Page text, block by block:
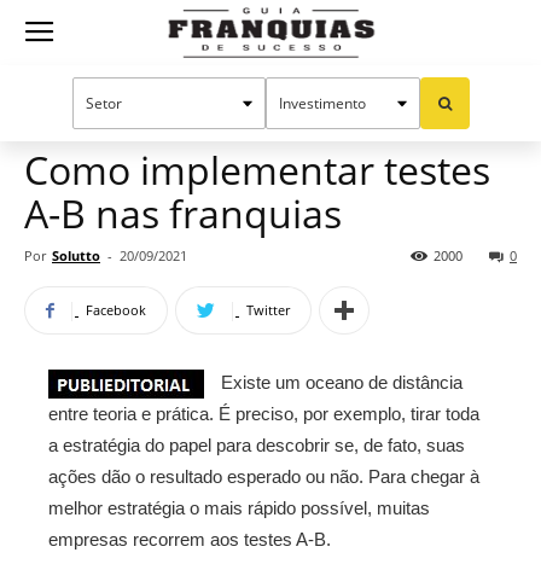
Guia
Manual do sucesso
Como implementar testes
A-B nas franquias
Por Solutto - 20/09/2021 0
2000
Facebook Twitter
Existe um oceano de distância
entre teoria e prática. É preciso, por exemplo, tirar toda
a estratégia do papel para descobrir se, de fato, suas
ações dão o resultado esperado ou não. Para chegar à
melhor estratégia o mais rápido possível, muitas
empresas recorrem aos testes A-B.